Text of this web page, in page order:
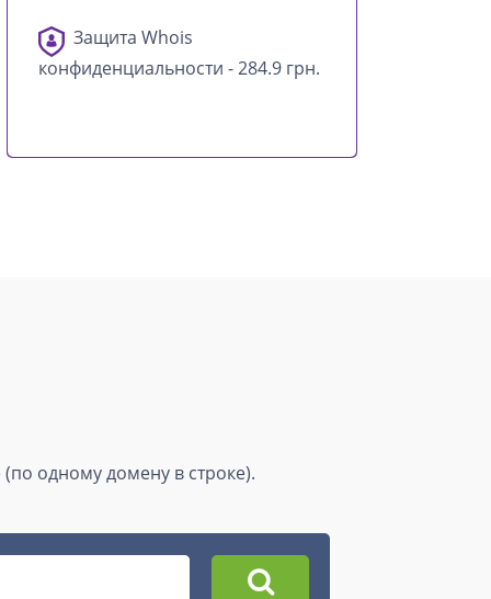
Защита Whois
конфиденциальности - 284.9 грн.
одному домену в строке).